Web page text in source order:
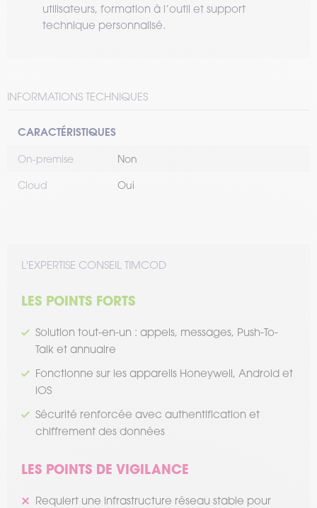
utilisateurs, formation à l’outil et support
technique personnalisé.
INFORMATIONS TECHNIQUES
CARACTÉRISTIQUES
On-premise Non
Cloud Oui
L'EXPERTISE CONSEIL TIMCOD
LES POINTS FORTS
Solution tout-en-un : appels, messages, Push-To-
Talk et annuaire
Fonctionne sur les appareils Honeywell, Android et
iOS
Sécurité renforcée avec authentification et
chiffrement des données
LES POINTS DE VIGILANCE
Requiert une infrastructure réseau stable pour